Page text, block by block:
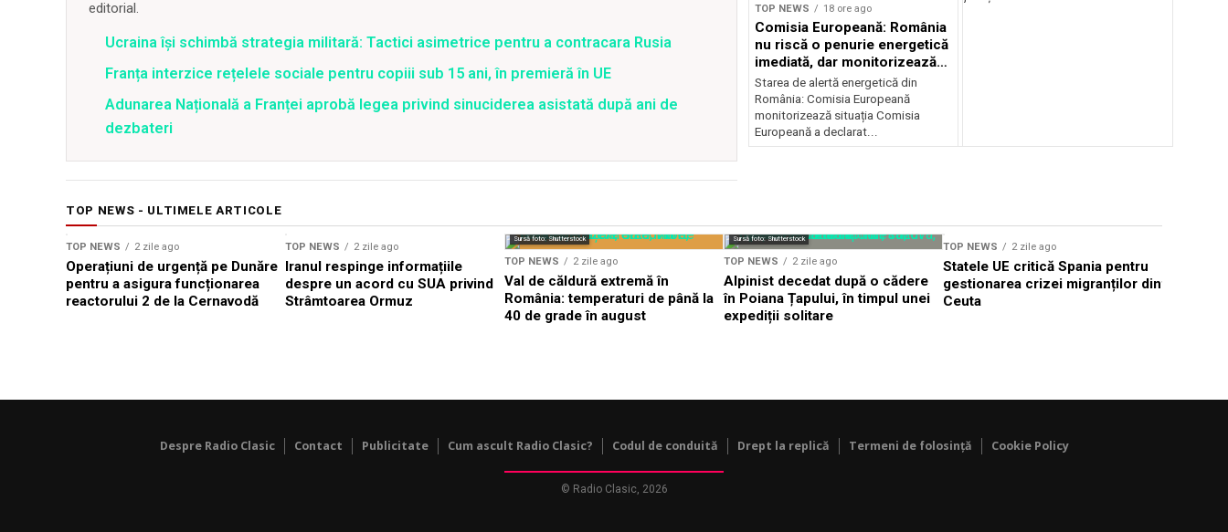
editorial.
Ucraina își schimbă strategia militară: Tactici asimetrice pentru a contracara Rusia
Franța interzice rețelele sociale pentru copiii sub 15 ani, în premieră în UE
Adunarea Națională a Franței aprobă legea privind sinuciderea asistată după ani de
dezbateri
TOP NEWS 18 ore ago
Comisia Europeană: România
nu riscă o penurie energetică
imediată, dar monitorizează
situația
Starea de alertă energetică din
România: Comisia Europeană
monitorizează situația Comisia
Europeană a declarat...
TOP NEWS - ULTIMELE ARTICOLE
TOP NEWS 2 zile ago
Operațiuni de urgență pe Dunăre
pentru a asigura funcționarea
reactorului 2 de la Cernavodă
TOP NEWS 2 zile ago
Iranul respinge informațiile
despre un acord cu SUA privind
Strâmtoarea Ormuz
Sursă foto: Shutterstock
TOP NEWS 2 zile ago
Val de căldură extremă în
România: temperaturi de până la
40 de grade în august
Sursă foto: Shutterstock
TOP NEWS 2 zile ago
Alpinist decedat după o cădere
în Poiana Țapului, în timpul unei
expediții solitare
TOP NEWS 2 zile ago
Statele UE critică Spania pentru
gestionarea crizei migranților din
Ceuta
Despre Radio Clasic Contact Publicitate Cum ascult Radio Clasic? Codul de conduită Drept la replică Termeni de folosință Cookie Policy
© Radio Clasic, 2026